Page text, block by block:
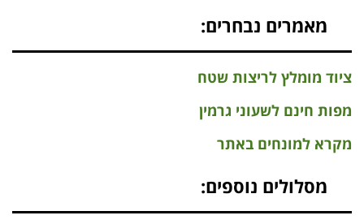
מאמרים נבחרים:
ציוד מומלץ לריצות שטח
מפות חינם לשעוני גרמין
מקרא למונחים באתר
מסלולים נוספים: